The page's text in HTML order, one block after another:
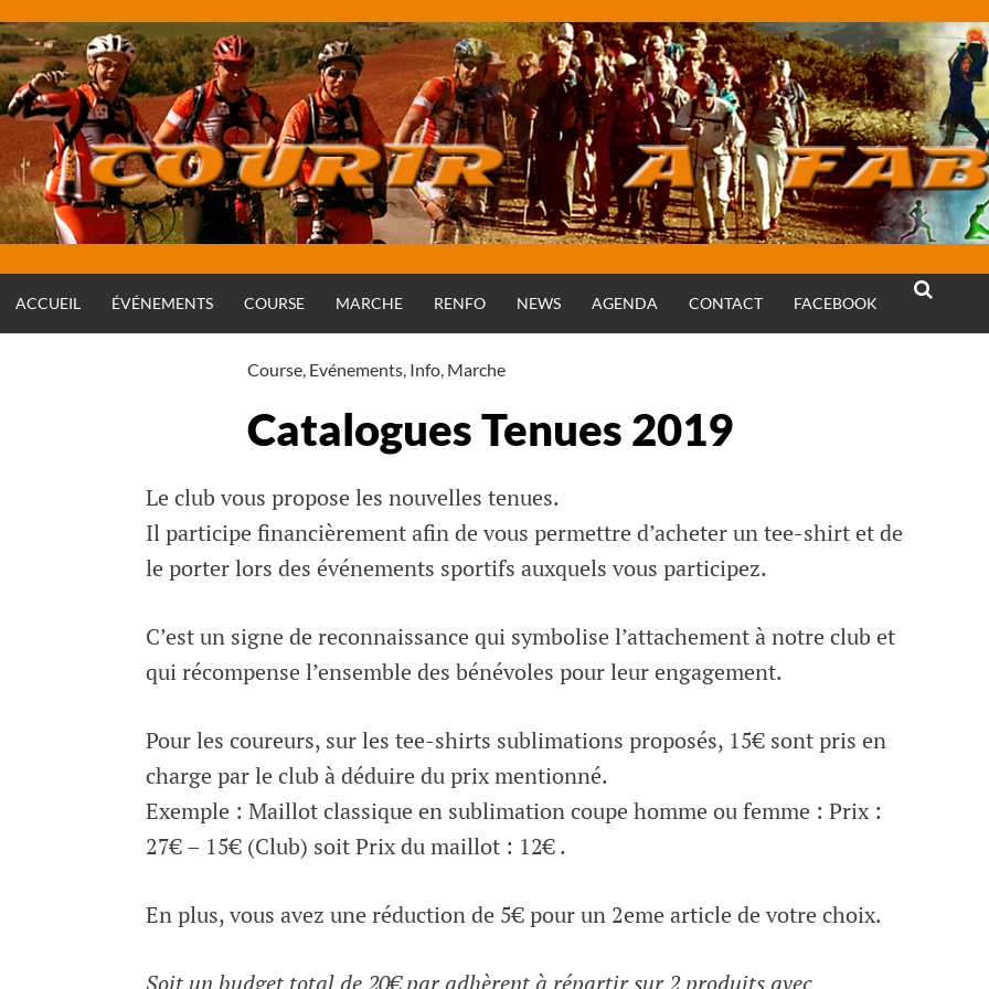
au
contenu
ACCUEIL ÉVÉNEMENTS COURSE MARCHE RENFO NEWS AGENDA CONTACT FACEBOOK
Course, Evénements, Info, Marche
Catalogues Tenues 2019
Rédigé par
Le club vous propose les nouvelles tenues.
Il participe financièrement afin de vous permettre d’acheter un tee-shirt et de
le porter lors des événements sportifs auxquels vous participez.
C’est un signe de reconnaissance qui symbolise l’attachement à notre club et
qui récompense l’ensemble des bénévoles pour leur engagement.
Pour les coureurs, sur les tee-shirts sublimations proposés, 15€ sont pris en
charge par le club à déduire du prix mentionné.
Exemple : Maillot classique en sublimation coupe homme ou femme : Prix :
27€ – 15€ (Club) soit Prix du maillot : 12€ .
En plus, vous avez une réduction de 5€ pour un 2eme article de votre choix.
Soit un budget total de 20€ par adhèrent à répartir sur 2 produits avec